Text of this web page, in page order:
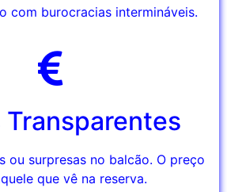
com burocracias intermináveis.
Transparentes
ou surpresas no balcão. O preço
que vê na reserva.